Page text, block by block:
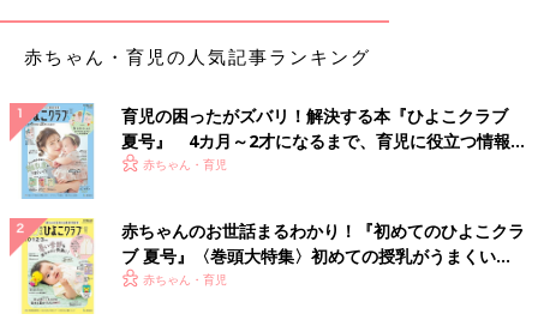
赤ちゃん・育児の人気記事ランキング
育児の困ったがズバリ！解決する本『ひよこクラブ
夏号』 4カ月～2才になるまで、育児に役立つ情報が
いっぱい！
赤ちゃん・育児
赤ちゃんのお世話まるわかり！『初めてのひよこクラ
ブ 夏号』〈巻頭大特集〉初めての授乳がうまくい
く！ おっぱい・ミルクの基本と夏のトラブル 解決テ
赤ちゃん・育児